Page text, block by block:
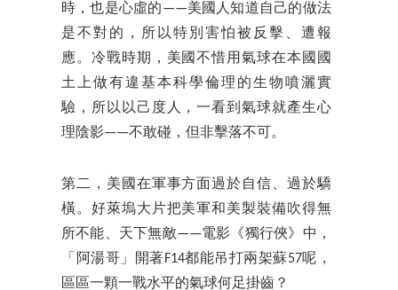
時，也是心虛的——美國人知道自己的做法
是不對的，所以特別害怕被反擊、遭報
應。冷戰時期，美國不惜用氣球在本國國
土上做有違基本科學倫理的生物噴灑實
驗，所以以己度人，一看到氣球就產生心
理陰影——不敢碰，但非擊落不可。
第二，美國在軍事方面過於自信、過於驕
橫。好萊塢大片把美軍和美製裝備吹得無
所不能、天下無敵——電影《獨行俠》中，
「阿湯哥」開著F14都能吊打兩架蘇57呢，
區區一顆一戰水平的氣球何足掛齒？